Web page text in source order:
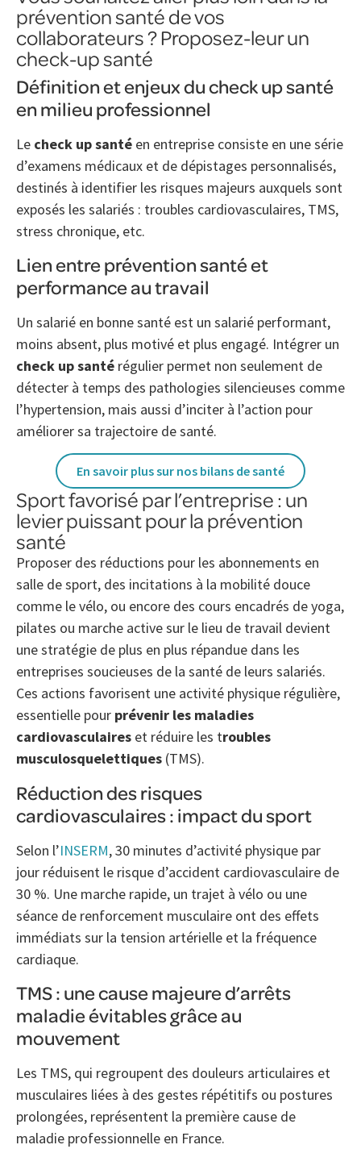
prévention santé de vos
collaborateurs ? Proposez-leur un
check-up santé
Définition et enjeux du check up santé
en milieu professionnel
Le check up santé en entreprise consiste en une série
d’examens médicaux et de dépistages personnalisés,
destinés à identifier les risques majeurs auxquels sont
exposés les salariés : troubles cardiovasculaires, TMS,
stress chronique, etc.
Lien entre prévention santé et
performance au travail
Un salarié en bonne santé est un salarié performant,
moins absent, plus motivé et plus engagé. Intégrer un
check up santé régulier permet non seulement de
détecter à temps des pathologies silencieuses comme
l’hypertension, mais aussi d’inciter à l’action pour
améliorer sa trajectoire de santé.
En savoir plus sur nos bilans de santé
Sport favorisé par l’entreprise : un
levier puissant pour la prévention
santé
Proposer des réductions pour les abonnements en
salle de sport, des incitations à la mobilité douce
comme le vélo, ou encore des cours encadrés de yoga,
pilates ou marche active sur le lieu de travail devient
une stratégie de plus en plus répandue dans les
entreprises soucieuses de la santé de leurs salariés.
Ces actions favorisent une activité physique régulière,
essentielle pour prévenir les maladies
cardiovasculaires et réduire les troubles
musculosquelettiques (TMS).
Réduction des risques
cardiovasculaires : impact du sport
Selon l’INSERM, 30 minutes d’activité physique par
jour réduisent le risque d’accident cardiovasculaire de
30 %. Une marche rapide, un trajet à vélo ou une
séance de renforcement musculaire ont des effets
immédiats sur la tension artérielle et la fréquence
cardiaque.
TMS : une cause majeure d’arrêts
maladie évitables grâce au
mouvement
Les TMS, qui regroupent des douleurs articulaires et
musculaires liées à des gestes répétitifs ou postures
prolongées, représentent la première cause de
maladie professionnelle en France.